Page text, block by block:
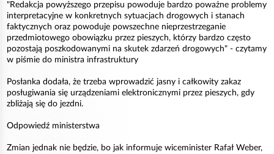
"Redakcja powyższego przepisu powoduje bardzo poważne problemy
interpretacyjne w konkretnych sytuacjach drogowych i stanach
faktycznych oraz powoduje powszechne nieprzestrzeganie
przedmiotowego obowiązku przez pieszych, którzy bardzo często
pozostają poszkodowanymi na skutek zdarzeń drogowych" - czytamy
w piśmie do ministra infrastruktury
Posłanka dodała, że trzeba wprowadzić jasny i całkowity zakaz
posługiwania się urządzeniami elektronicznymi przez pieszych, gdy
zbliżają się do jezdni.
Odpowiedź ministerstwa
Zmian jednak nie będzie, bo jak informuje wiceminister Rafał Weber,